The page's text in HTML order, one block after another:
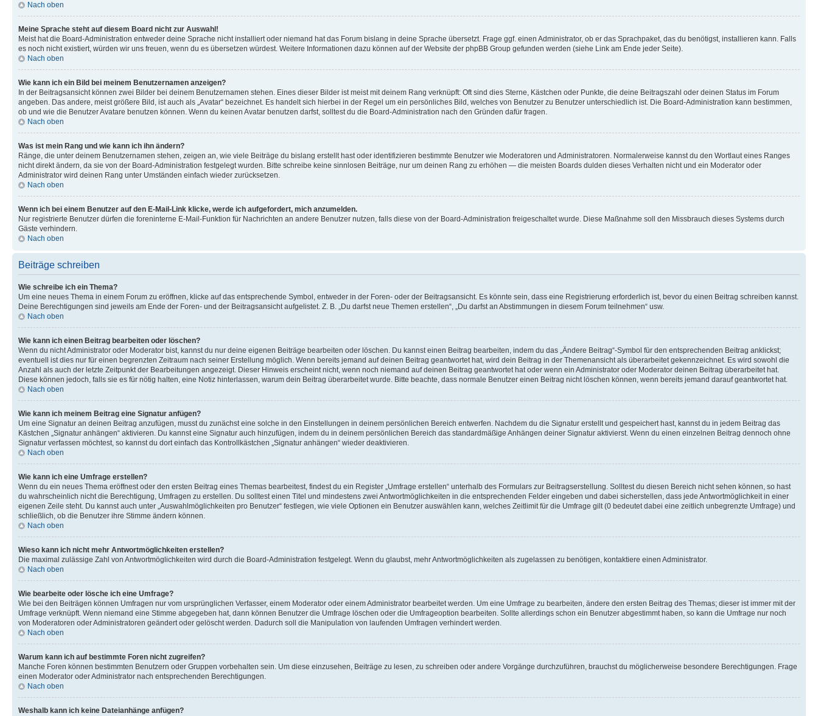
Nach oben
Meine Sprache steht auf diesem Board nicht zur Auswahl!
Meist hat die Board-Administration entweder deine Sprache nicht installiert oder niemand hat das Forum bislang in deine Sprache übersetzt. Frage ggf. einen Administrator, ob er das Sprachpaket, das du benötigst, installieren kann. Falls
es noch nicht existiert, würden wir uns freuen, wenn du es übersetzen würdest. Weitere Informationen dazu können auf der Website der phpBB Group gefunden werden (siehe Link am Ende jeder Seite).
Nach oben
Wie kann ich ein Bild bei meinem Benutzernamen anzeigen?
In der Beitragsansicht können zwei Bilder bei deinem Benutzernamen stehen. Eines dieser Bilder ist meist mit deinem Rang verknüpft: Oft sind dies Sterne, Kästchen oder Punkte, die deine Beitragszahl oder deinen Status im Forum
angeben. Das andere, meist größere Bild, ist auch als „Avatar“ bezeichnet. Es handelt sich hierbei in der Regel um ein persönliches Bild, welches von Benutzer zu Benutzer unterschiedlich ist. Die Board-Administration kann bestimmen,
ob und wie die Benutzer Avatare benutzen können. Wenn du keinen Avatar benutzen darfst, solltest du die Board-Administration nach den Gründen dafür fragen.
Nach oben
Was ist mein Rang und wie kann ich ihn ändern?
Ränge, die unter deinem Benutzernamen stehen, zeigen an, wie viele Beiträge du bislang erstellt hast oder identifizieren bestimmte Benutzer wie Moderatoren und Administratoren. Normalerweise kannst du den Wortlaut eines Ranges
nicht direkt ändern, da sie von der Board-Administration festgelegt wurden. Bitte schreibe keine sinnlosen Beiträge, nur um deinen Rang zu erhöhen — die meisten Boards dulden dieses Verhalten nicht und ein Moderator oder
Administrator wird deinen Rang unter Umständen einfach wieder zurücksetzen.
Nach oben
Wenn ich bei einem Benutzer auf den E-Mail-Link klicke, werde ich aufgefordert, mich anzumelden.
Nur registrierte Benutzer dürfen die foreninterne E-Mail-Funktion für Nachrichten an andere Benutzer nutzen, falls diese von der Board-Administration freigeschaltet wurde. Diese Maßnahme soll den Missbrauch dieses Systems durch
Gäste verhindern.
Nach oben
Beiträge schreiben
Wie schreibe ich ein Thema?
Um eine neues Thema in einem Forum zu eröffnen, klicke auf das entsprechende Symbol, entweder in der Foren- oder der Beitragsansicht. Es könnte sein, dass eine Registrierung erforderlich ist, bevor du einen Beitrag schreiben kannst.
Deine Berechtigungen sind jeweils am Ende der Foren- und der Beitragsansicht aufgelistet. Z. B. „Du darfst neue Themen erstellen“, „Du darfst an Abstimmungen in diesem Forum teilnehmen“ usw.
Nach oben
Wie kann ich einen Beitrag bearbeiten oder löschen?
Wenn du nicht Administrator oder Moderator bist, kannst du nur deine eigenen Beiträge bearbeiten oder löschen. Du kannst einen Beitrag bearbeiten, indem du das „Ändere Beitrag“-Symbol für den entsprechenden Beitrag anklickst;
eventuell ist dies nur für einen begrenzten Zeitraum nach seiner Erstellung möglich. Wenn bereits jemand auf deinen Beitrag geantwortet hat, wird dein Beitrag in der Themenansicht als überarbeitet gekennzeichnet. Es wird sowohl die
Anzahl als auch der letzte Zeitpunkt der Bearbeitungen angezeigt. Dieser Hinweis erscheint nicht, wenn noch niemand auf deinen Beitrag geantwortet hat oder wenn ein Administrator oder Moderator deinen Beitrag überarbeitet hat.
Diese können jedoch, falls sie es für nötig halten, eine Notiz hinterlassen, warum dein Beitrag überarbeitet wurde. Bitte beachte, dass normale Benutzer einen Beitrag nicht löschen können, wenn bereits jemand darauf geantwortet hat.
Nach oben
Wie kann ich meinem Beitrag eine Signatur anfügen?
Um eine Signatur an deinen Beitrag anzufügen, musst du zunächst eine solche in den Einstellungen in deinem persönlichen Bereich entwerfen. Nachdem du die Signatur erstellt und gespeichert hast, kannst du in jedem Beitrag das
Kästchen „Signatur anhängen“ aktivieren. Du kannst eine Signatur auch hinzufügen, indem du in deinem persönlichen Bereich das standardmäßige Anhängen deiner Signatur aktivierst. Wenn du einen einzelnen Beitrag dennoch ohne
Signatur verfassen möchtest, so kannst du dort einfach das Kontrollkästchen „Signatur anhängen“ wieder deaktivieren.
Nach oben
Wie kann ich eine Umfrage erstellen?
Wenn du ein neues Thema eröffnest oder den ersten Beitrag eines Themas bearbeitest, findest du ein Register „Umfrage erstellen“ unterhalb des Formulars zur Beitragserstellung. Solltest du diesen Bereich nicht sehen können, so hast
du wahrscheinlich nicht die Berechtigung, Umfragen zu erstellen. Du solltest einen Titel und mindestens zwei Antwortmöglichkeiten in die entsprechenden Felder eingeben und dabei sicherstellen, dass jede Antwortmöglichkeit in einer
eigenen Zeile steht. Du kannst auch unter „Auswahlmöglichkeiten pro Benutzer“ festlegen, wie viele Optionen ein Benutzer auswählen kann, welches Zeitlimit für die Umfrage gilt (0 bedeutet dabei eine zeitlich unbegrenzte Umfrage) und
schließlich, ob die Benutzer ihre Stimme ändern können.
Nach oben
Wieso kann ich nicht mehr Antwortmöglichkeiten erstellen?
Die maximal zulässige Zahl von Antwortmöglichkeiten wird durch die Board-Administration festgelegt. Wenn du glaubst, mehr Antwortmöglichkeiten als zugelassen zu benötigen, kontaktiere einen Administrator.
Nach oben
Wie bearbeite oder lösche ich eine Umfrage?
Wie bei den Beiträgen können Umfragen nur vom ursprünglichen Verfasser, einem Moderator oder einem Administrator bearbeitet werden. Um eine Umfrage zu bearbeiten, ändere den ersten Beitrag des Themas; dieser ist immer mit der
Umfrage verknüpft. Wenn niemand eine Stimme abgegeben hat, dann können Benutzer die Umfrage löschen oder die Umfrageoption bearbeiten. Sollte allerdings schon ein Benutzer abgestimmt haben, so kann die Umfrage nur noch
von Moderatoren oder Administratoren geändert oder gelöscht werden. Dadurch soll die Manipulation von laufenden Umfragen verhindert werden.
Nach oben
Warum kann ich auf bestimmte Foren nicht zugreifen?
Manche Foren können bestimmten Benutzern oder Gruppen vorbehalten sein. Um diese einzusehen, Beiträge zu lesen, zu schreiben oder andere Vorgänge durchzuführen, brauchst du möglicherweise besondere Berechtigungen. Frage
einen Moderator oder Administrator nach entsprechenden Berechtigungen.
Nach oben
Weshalb kann ich keine Dateianhänge anfügen?